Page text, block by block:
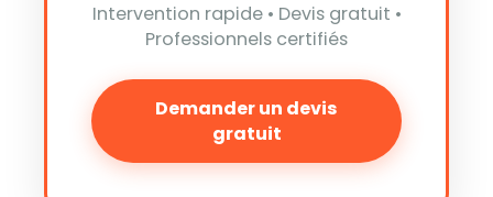
Intervention rapide • Devis gratuit •
Professionnels certifiés
Demander un devis
gratuit